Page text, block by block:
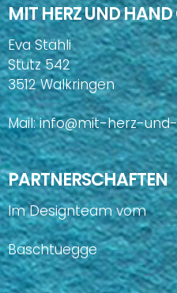
MIT HERZ UND
Eva Stähli
Stutz 542
3512 Walkringen
Mail:info@mit-herz-
PARTNERSCHAFTEN
Im Designteam vom
Baschtuegge